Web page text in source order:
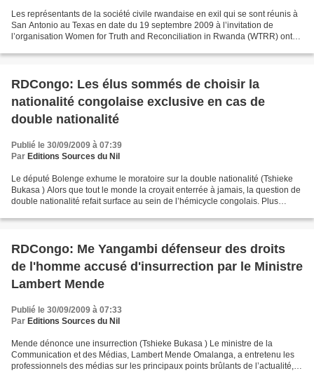
Les représentants de la société civile rwandaise en exil qui se sont réunis à
San Antonio au Texas en date du 19 septembre 2009 à l’invitation de
l’organisation Women for Truth and Reconciliation in Rwanda (WTRR) ont
RDCongo: Les élus sommés de choisir la
nationalité congolaise exclusive en cas de
double nationalité
Publié le 30/09/2009 à 07:39
Par Editions Sources du Nil
Le député Bolenge exhume le moratoire sur la double nationalité (Tshieke
Bukasa ) Alors que tout le monde la croyait enterrée à jamais, la question de
double nationalité refait surface au sein de l’hémicycle congolais. Plus
RDCongo: Me Yangambi défenseur des droits
de l'homme accusé d'insurrection par le Ministre
Lambert Mende
Publié le 30/09/2009 à 07:33
Par Editions Sources du Nil
Mende dénonce une insurrection (Tshieke Bukasa ) Le ministre de la
Communication et des Médias, Lambert Mende Omalanga, a entretenu les
professionnels des médias sur les principaux points brûlants de l’actualité,